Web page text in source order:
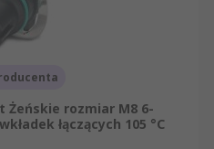
Żeńskie rozmiar M8 6-
łączących 105 °C